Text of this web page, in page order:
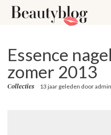
Essence
zomer 2013
Collecties 13 jaar geleden door